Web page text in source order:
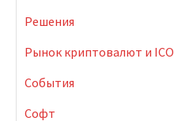
Решения
Рынок криптовалют и ICO
События
Софт